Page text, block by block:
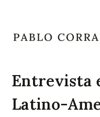
contenido
Entrevista
Latino-